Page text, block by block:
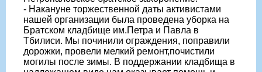
- Накануне торжественной даты активистами
нашей организации была проведена уборка на
Братском кладбище им.Петра и Павла в
Тбилиси. Мы починили ограждения, поправили
дорожки, провели мелкий ремонт,почистили
могилы после зимы. В поддержании кладбища в